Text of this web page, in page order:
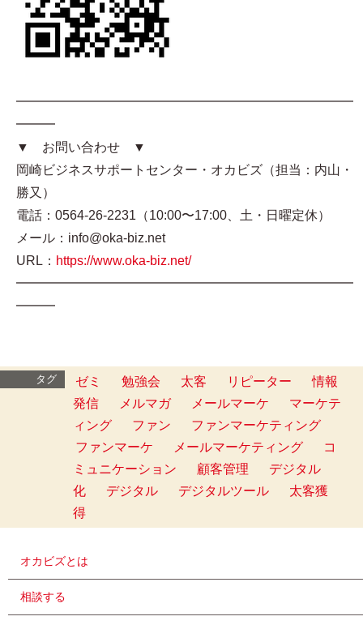
━━━━━━━━━━━━━━━━━━━━━━━━━━
━━━
▼ お問い合わせ ▼
岡崎ビジネスサポートセンター・オカビズ（担当：内山・
勝又）
電話：0564-26-2231（10:00〜17:00、土・日曜定休）
メール：info@oka-biz.net
URL： https://www.oka-biz.net/
━━━━━━━━━━━━━━━━━━━━━━━━━━
━━━
タグ ゼミ 勉強会 太客 リピーター
情報
発信
メルマガ メールマーケ
マーケテ
ィング
ファン
ファンマーケティング
ファンマーケ
メールマーケティング
コ
ミュニケーション
顧客管理
デジタル
化
デジタル デジタルツール
太客獲
得
オカビズとは
相談する